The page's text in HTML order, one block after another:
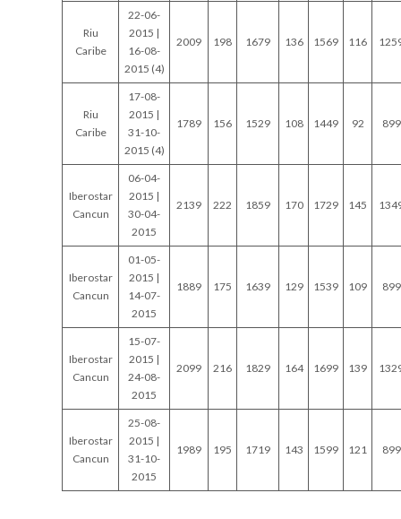
Riu
Caribe
22-06-
2015 |
16-08-
2015 (4)
2009 198 1679 136 1569 116
Riu
Caribe
17-08-
2015 |
31-10-
2015 (4)
1789 156 1529 108 1449 92 899
Iberostar
Cancun
06-04-
2015 |
30-04-
2015
2139 222 1859 170 1729 145
Iberostar
Cancun
01-05-
2015 |
14-07-
2015
1889 175 1639 129 1539 109 899
Iberostar
Cancun
15-07-
2015 |
24-08-
2015
2099 216 1829 164 1699 139
Iberostar
Cancun
25-08-
2015 |
31-10-
2015
1989 195 1719 143 1599 121 899